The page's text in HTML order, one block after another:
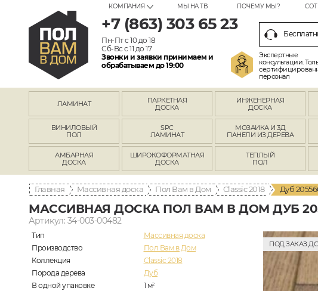
КОМПАНИЯ МЫ НА ТВ ПОЧЕМУ МЫ?
+7 (863) 303 65 23
Пн-Пт с 10 до 18
Сб-Вс с 11 до 17
Звонки и заявки принимаем и
обрабатываем до 19:00
Экспертные
консультации.
персонал
ЛАМИНАТ
ПАРКЕТНАЯ
ДОСКА
ИНЖЕНЕРНАЯ
ДОСКА
ВИНИЛОВЫЙ
ПОЛ
SPC
ЛАМИНАТ
МОЗАИКА И 3Д
ПАНЕЛИ ИЗ ДЕРЕВА
АМБАРНАЯ
ДОСКА
ШИРОКОФОРМАТНАЯ
ДОСКА
ТЕПЛЫЙ
ПОЛ
Главная Массивная доска Пол Вам в Дом Classic 2018 Дуб
МАССИВНАЯ ДОСКА ПОЛ ВАМ В ДОМ ДУБ
Артикул: 34-003-00482
Тип
Массивная доска
Производство
Пол Вам в Дом
Коллекция
Classic 2018
Порода дерева
Дуб
В одной упаковке
1 м2
ПОД ЗАКАЗ